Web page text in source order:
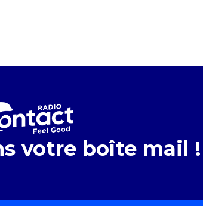
votre boîte mail !